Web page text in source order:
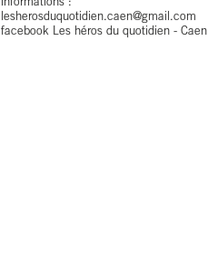
informations :
lesherosduquotidien.caen@gmail.com
facebook Les héros du quotidien - Caen